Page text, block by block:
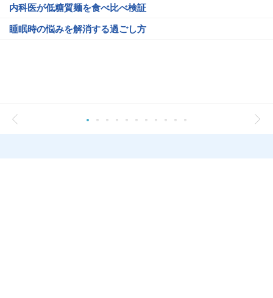
内科医が低糖質麺を食べ比べ検証
睡眠時の悩みを解消する過ごし方